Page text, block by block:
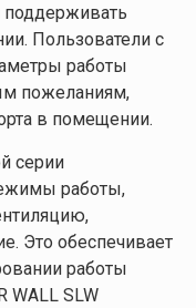
поддерживать
Пользователи с
работы
пожеланиям,
в помещении.
серии
работы,
Это обеспечивает
работы
WALL SLW